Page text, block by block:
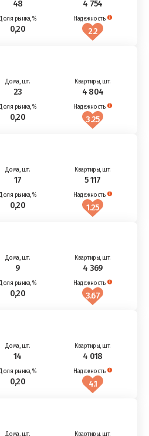
48 4 754
0,20 2.2
23 4 804
0,20 3.25
17 5 117
0,20 1.25
9 4 369
0,20 3.67
14 4 018
0,20 4.1